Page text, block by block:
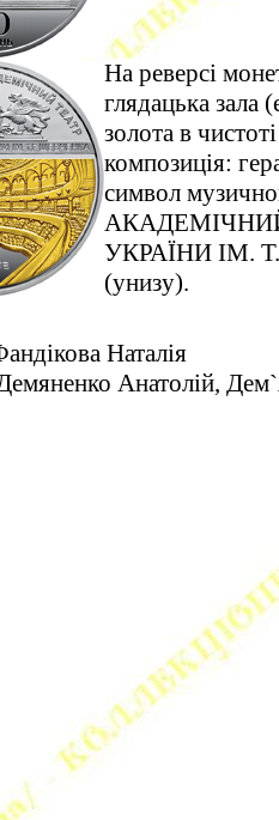
На реверсі
глядацька зала
золота в
композиція:
символ
АКАДЕМІЧНИЙ
УКРАЇНИ ІМ.
(унизу).
Наталія
Анатолій,